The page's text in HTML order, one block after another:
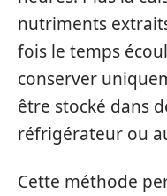
nutriments
fois le temps
conserver
être stocké dans
réfrigérateur ou
Cette méthode